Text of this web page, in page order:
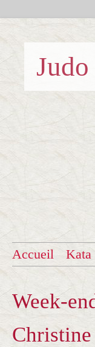
Accueil Kata
Week-